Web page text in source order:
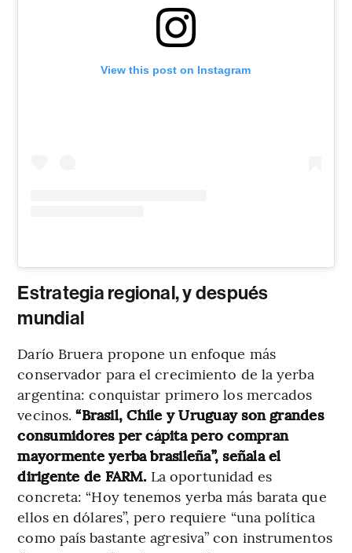
View this post on Instagram
Estrategia regional, y después
mundial
Darío Bruera propone un enfoque más
conservador para el crecimiento de la yerba
argentina: conquistar primero los mercados
vecinos.“Brasil, Chile y Uruguay son grandes
consumidores per cápita pero compran
mayormente yerba brasileña”, señala el
dirigente de FARM. La oportunidad es
concreta: “Hoy tenemos yerba más barata que
ellos en dólares”, pero requiere “una política
como país bastante agresiva” con instrumentos